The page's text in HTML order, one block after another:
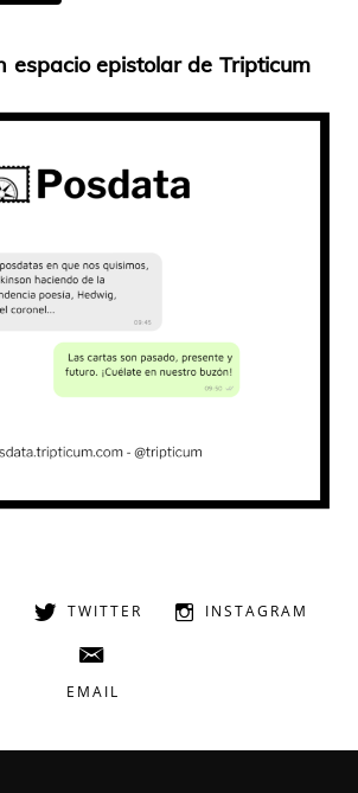
espacio epistolar de Tripticum
TWITTER INSTAGRAM
EMAIL